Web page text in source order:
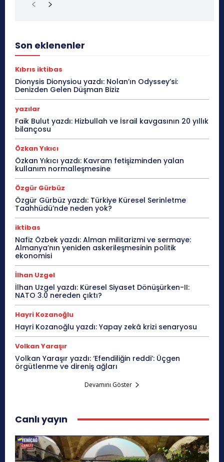
Son eklenenler
Kıbrıs iktibas
Dionysis Dionysiou yazdı: Nolan’ın Odyssey’si:
Denizden Gelen Düşman Biziz
yazılar
Faik Bulut yazdı: Hizbullah ve İsrail kavgasının 20 yıllık
bilançosu
Özkan Yıkıcı
Özkan Yıkıcı yazdı: Kavram fetişizminden yalan
kullanım normalleşmesine
Özgür Gürbüz
Özgür Gürbüz yazdı: Türkiye Küresel Serinletme
Taahhüdü’nde neden yok?
iktibas
Nafiz Özbek yazdı: Alman militarizmi ve sermaye:
Almanya’nın yeniden askerileşmesinin politik
ekonomisi
İlhan Uzgel
İlhan Uzgel yazdı: Küresel Siyaset Dönüşürken-II:
NATO 3.0 nereden çıktı?
Hayri Kozanoğlu
Hayri Kozanoğlu yazdı: Yapay zekâ krizi senaryosu
Volkan Yaraşır
Volkan Yaraşır yazdı: ‘Efendiliğin reddi’: Üçgen
örgütlenme ve direniş ağları
Devamını Göster
Canlı yayın